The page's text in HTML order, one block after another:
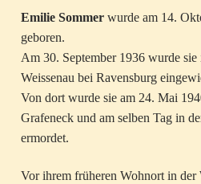
Emilie Sommer wurde am 14.
geboren.
Am 30. September 1936 wurde
Weissenau bei Ravensburg
Von dort wurde sie am 24. Mai
Grafeneck und am selben Tag in
ermordet.
Vor ihrem früheren Wohnort in der